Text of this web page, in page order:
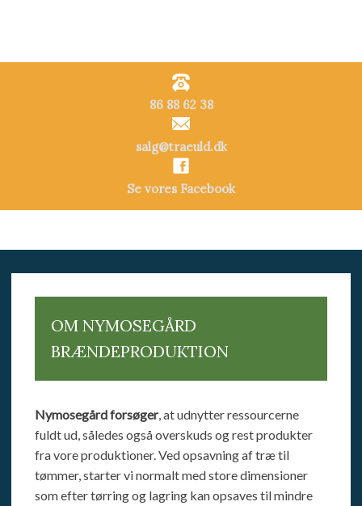
​86 88 62 38​​
salg@traeuld.dk
Se vores Facebook
OM NYMOSEGÅRD
BRÆNDEPRODUKTION​
Nymosegård forsøger, at udnytter ressourcerne
fuldt ud, således også overskuds og rest produkter
fra vore produktioner. Ved opsavning af træ til
tømmer, starter vi normalt med store dimensioner
som efter tørring og lagring kan opsaves til mindre